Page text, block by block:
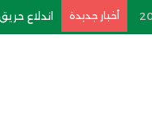
أخبار جديدة اندلاع